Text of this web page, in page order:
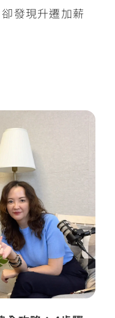
發現升遷加薪